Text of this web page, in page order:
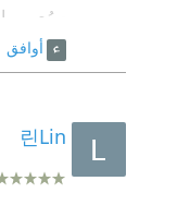
- مُصمم
≯ ملخص
أن جميع
هذه
أوافق
린Lin